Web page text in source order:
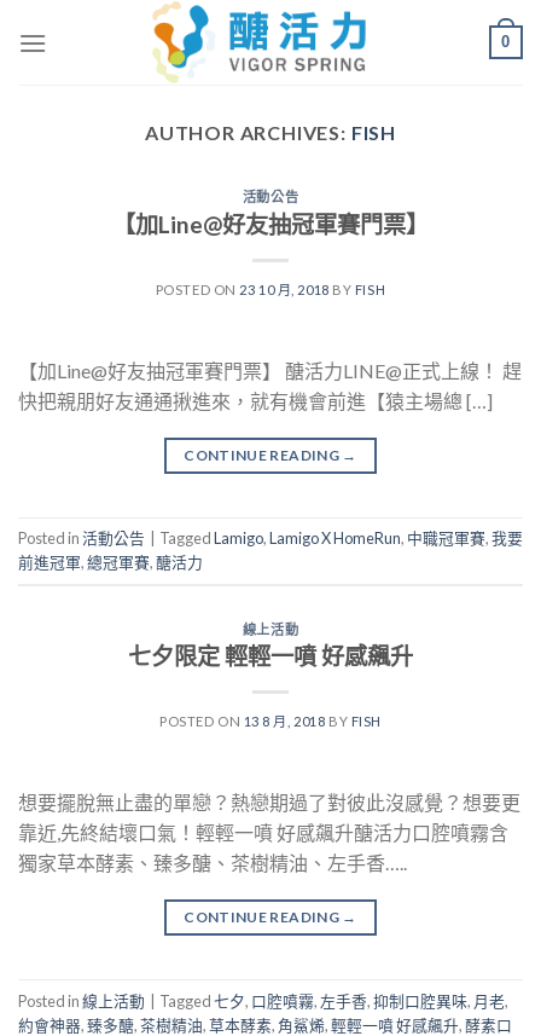
0
AUTHOR ARCHIVES: FISH
活動公告
【加Line@好友抽冠軍賽門票】
POSTED ON 23 10 月, 2018 BY FISH
【加Line@好友抽冠軍賽門票】 醣活力LINE@正式上線！ 趕
快把親朋好友通通揪進來，就有機會前進【猿主場總 […]
CONTINUE READING →
Posted in活動公告 TaggedLamigo,Lamigo X HomeRun, 中職冠軍賽,我要
前進冠軍,總冠軍賽,醣活力
線上活動
七夕限定 輕輕一噴 好感飆升
POSTED ON 13 8 月, 2018 BY FISH
想要擺脫無止盡的單戀？熱戀期過了對彼此沒感覺？想要更
靠近,先終結壞口氣！輕輕一噴 好感飆升醣活力口腔噴霧含
獨家草本酵素、臻多醣、茶樹精油、左手香…..
CONTINUE READING →
Posted in線上活動 Tagged七夕, 口腔噴霧,左手香,抑制口腔異味, 月老,
約會神器,臻多醣,茶樹精油,草本酵素, 角鯊烯,輕輕一噴 好感飆升,酵素口